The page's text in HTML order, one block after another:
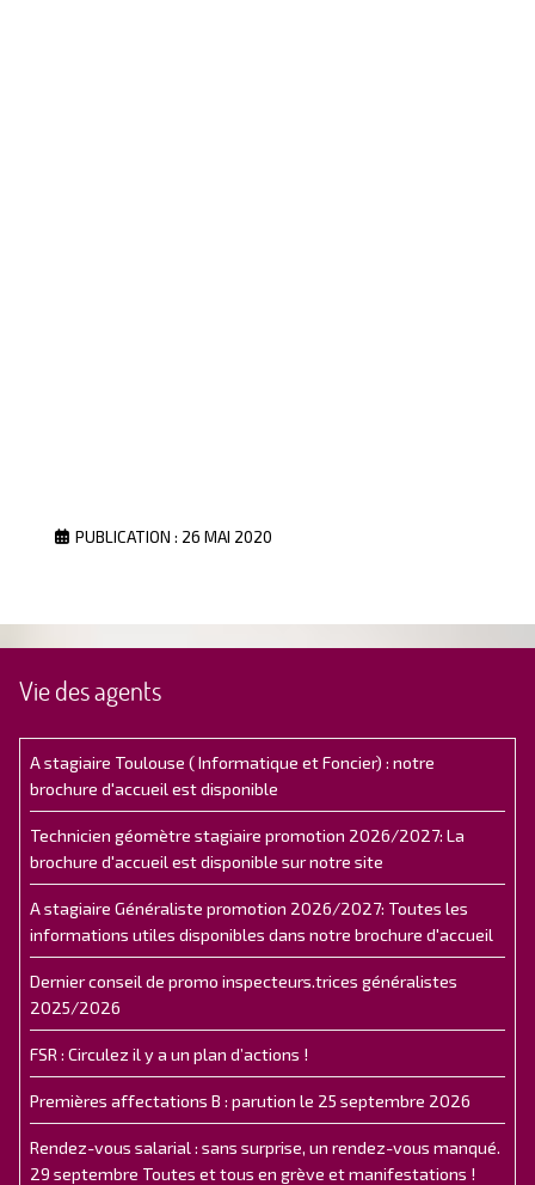
PUBLICATION : 26 MAI 2020
Vie des agents
A stagiaire Toulouse ( Informatique et Foncier) : notre
brochure d'accueil est disponible
Technicien géomètre stagiaire promotion 2026/2027: La
brochure d'accueil est disponible sur notre site
A stagiaire Généraliste promotion 2026/2027: Toutes les
informations utiles disponibles dans notre brochure d'accueil
Dernier conseil de promo inspecteurs.trices généralistes
2025/2026
FSR : Circulez il y a un plan d’actions !
Premières affectations B : parution le 25 septembre 2026
Rendez-vous salarial : sans surprise, un rendez-vous manqué.
29 septembre Toutes et tous en grève et manifestations !